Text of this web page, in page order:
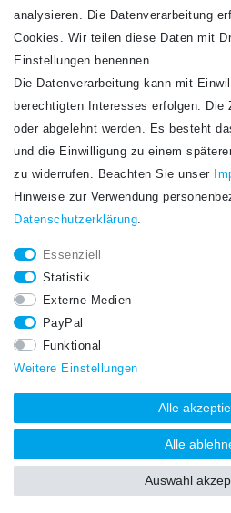
Newsletter
Honig
Hiermit bestätige ich, dass ich die
STAY CONNECTED.
analysieren. Die Datenverarbeitung
Cookies. Wir teilen diese Daten mit
Einstellungen benennen.
Die Datenverarbeitung kann mit
berechtigten Interesses erfolgen. Die
oder abgelehnt werden. Es besteht
und die Einwilligung zu einem
zu widerrufen. Beachten Sie unser
Hinweise zur Verwendung
Daten­schutz­erklärung.
Essenziell
Statistik
Externe Medien
PayPal
Funktional
Weitere Einstellungen
Alle
Alle
Auswahl